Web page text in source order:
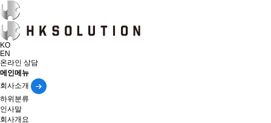
KO
EN
온라인 상담
메인메뉴
회사소개
하위분류
인사말
회사개요